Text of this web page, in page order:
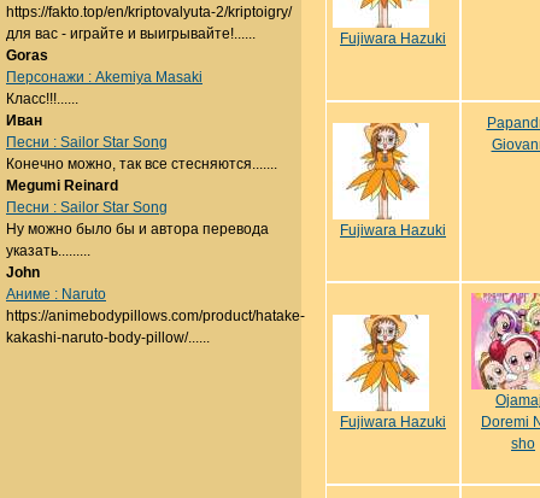
Fujiwara Hazuki
Fujiwara Hazuki
Fujiwara Hazuki
Doremi
sho
https://fakto.top/en/kriptovalyuta-2/kriptoigry/
для вас - играйте и выигрывайте!......
Goras
Персонажи : Akemiya Masaki
Класс!!!......
Иван
Песни : Sailor Star Song
Конечно можно, так все стесняются.......
Megumi Reinard
Песни : Sailor Star Song
Ну можно было бы и автора перевода
указать.........
John
Аниме : Naruto
https://animebodypillows.com/product/hatake-
kakashi-naruto-body-pillow/......